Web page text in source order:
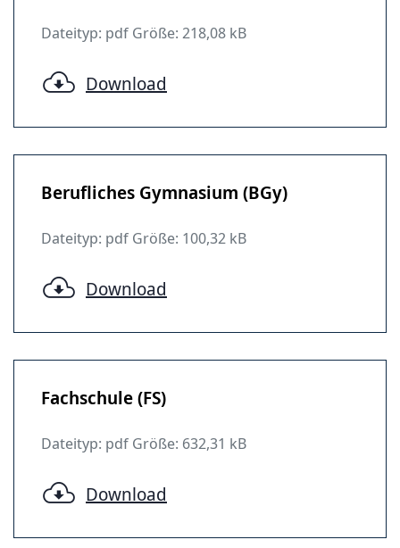
Dateityp: pdf Größe: 218,08 kB
Download
Berufliches Gymnasium (BGy)
Dateityp: pdf Größe: 100,32 kB
Download
Fachschule (FS)
Dateityp: pdf Größe: 632,31 kB
Download